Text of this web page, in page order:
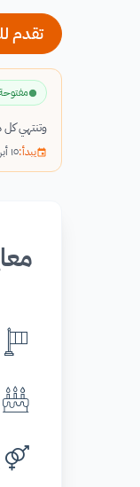
تقدم
وتنتهي كل دورة ترشيح
يبدأ:١٥ أبريل ٢٠٢٦